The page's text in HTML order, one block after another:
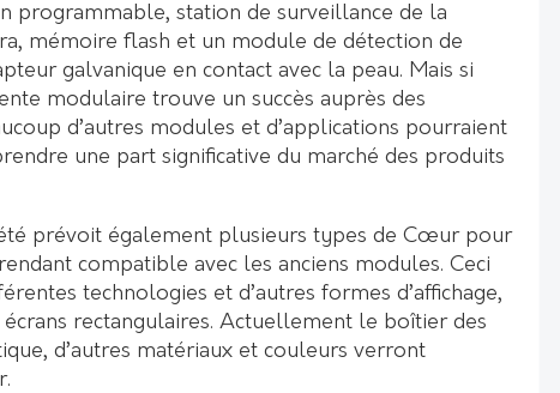
programmable, station de surveillance de la
mémoire flash et un module de détection de
galvanique en contact avec la peau. Mais si
modulaire trouve un succès auprès des
d’autres modules et d’applications pourraient
une part significative du marché des produits
prévoit également plusieurs types de Cœur pour
compatible avec les anciens modules. Ceci
technologies et d’autres formes d’affichage,
rectangulaires. Actuellement le boîtier des
d’autres matériaux et couleurs verront